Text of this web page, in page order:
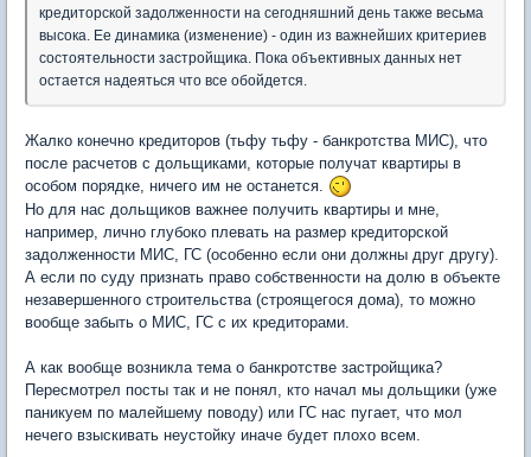
кредиторской задолженности на сегодняшний день также весьма
высока. Ее динамика (изменение) - один из важнейших критериев
состоятельности застройщика. Пока объективных данных нет
остается надеяться что все обойдется.
Жалко конечно кредиторов (тьфу тьфу - банкротства МИС), что
после расчетов с дольщиками, которые получат квартиры в
особом порядке, ничего им не останется.
Но для нас дольщиков важнее получить квартиры и мне,
например, лично глубоко плевать на размер кредиторской
задолженности МИС, ГС (особенно если они должны друг другу).
А если по суду признать право собственности на долю в объекте
незавершенного строительства (строящегося дома), то можно
вообще забыть о МИС, ГС с их кредиторами.
А как вообще возникла тема о банкротстве застройщика?
Пересмотрел посты так и не понял, кто начал мы дольщики (уже
паникуем по малейшему поводу) или ГС нас пугает, что мол
нечего взыскивать неустойку иначе будет плохо всем.